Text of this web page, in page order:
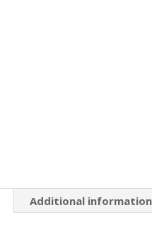
Additional information